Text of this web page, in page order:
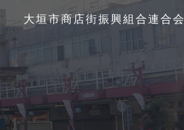
大垣市商店街振興組合連合会